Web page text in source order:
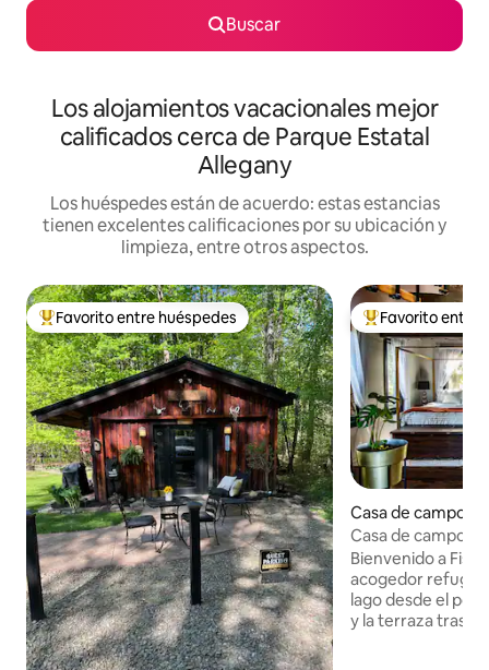
Buscar
Los alojamientos vacacionales mejor
calificados cerca de Parque Estatal
Allegany
Los huéspedes están de acuerdo: estas estancias
tienen excelentes calificaciones por su ubicación y
limpieza, entre otros aspectos.
De los mejores en Favorito entre huéspedes
Favorito entre huéspedes De los mejores
Favorito entre
Casa de campo
Casa de campo
Cata de vinos
Bienvenido a
acogedor refugio
lago desde el
y la terraza